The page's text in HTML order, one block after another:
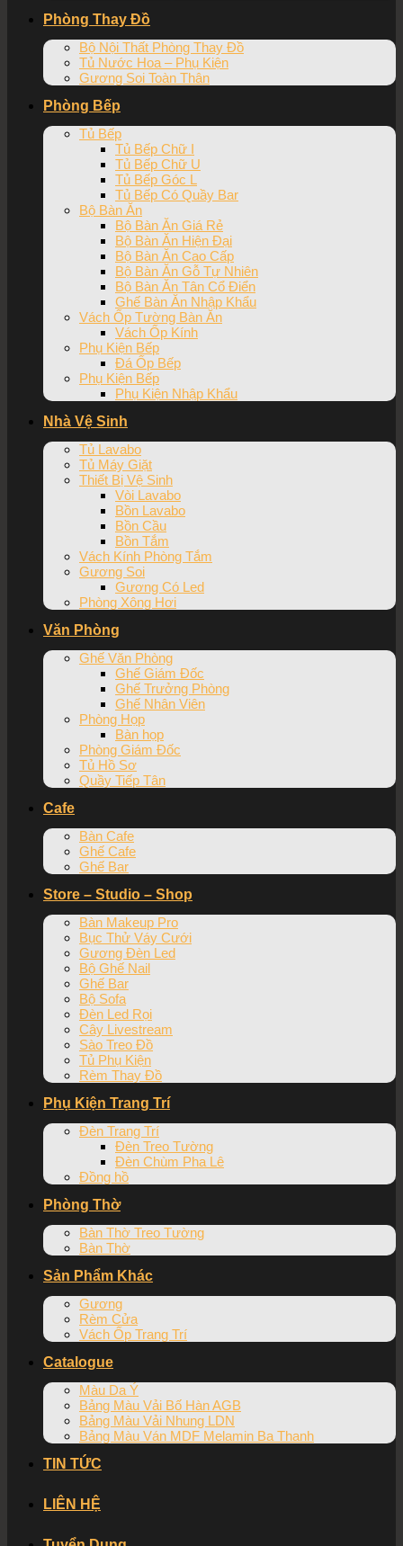
Phòng Thay Đồ
Bộ Nội Thất Phòng Thay Đồ
Tủ Nước Hoa – Phụ Kiện
Gương Soi Toàn Thân
Phòng Bếp
Tủ Bếp
Tủ Bếp Chữ I
Tủ Bếp Chữ U
Tủ Bếp Góc L
Tủ Bếp Có Quầy Bar
Bộ Bàn Ăn
Bộ Bàn Ăn Giá Rẻ
Bộ Bàn Ăn Hiện Đại
Bộ Bàn Ăn Cao Cấp
Bộ Bàn Ăn Gỗ Tự Nhiên
Bộ Bàn Ăn Tân Cổ Điển
Ghế Bàn Ăn Nhập Khẩu
Vách Ốp Tường Bàn Ăn
Vách Ốp Kính
Phụ Kiện Bếp
Đá Ốp Bếp
Phụ Kiện Bếp
Phụ Kiện Nhập Khẩu
Nhà Vệ Sinh
Tủ Lavabo
Tủ Máy Giặt
Thiết Bị Vệ Sinh
Vòi Lavabo
Bồn Lavabo
Bồn Cầu
Bồn Tắm
Vách Kính Phòng Tắm
Gương Soi
Gương Có Led
Phòng Xông Hơi
Văn Phòng
Ghế Văn Phòng
Ghế Giám Đốc
Ghế Trưởng Phòng
Ghế Nhân Viên
Phòng Họp
Bàn họp
Phòng Giám Đốc
Tủ Hồ Sơ
Quầy Tiếp Tân
Cafe
Bàn Cafe
Ghế Cafe
Ghế Bar
Store – Studio – Shop
Bàn Makeup Pro
Bục Thử Váy Cưới
Gương Đèn Led
Bộ Ghế Nail
Ghế Bar
Bộ Sofa
Đèn Led Rọi
Cây Livestream
Sào Treo Đồ
Tủ Phụ Kiện
Rèm Thay Đồ
Phụ Kiện Trang Trí
Đèn Trang Trí
Đèn Treo Tường
Đèn Chùm Pha Lê
Đồng hồ
Phòng Thờ
Bàn Thờ Treo Tường
Bàn Thờ
Sản Phẩm Khác
Gương
Rèm Cửa
Vách Ốp Trang Trí
Catalogue
Màu Da Ý
Bảng Màu Vải Bố Hàn AGB
Bảng Màu Vải Nhung LDN
Bảng Màu Ván MDF Melamin Ba Thanh
TIN TỨC
LIÊN HỆ